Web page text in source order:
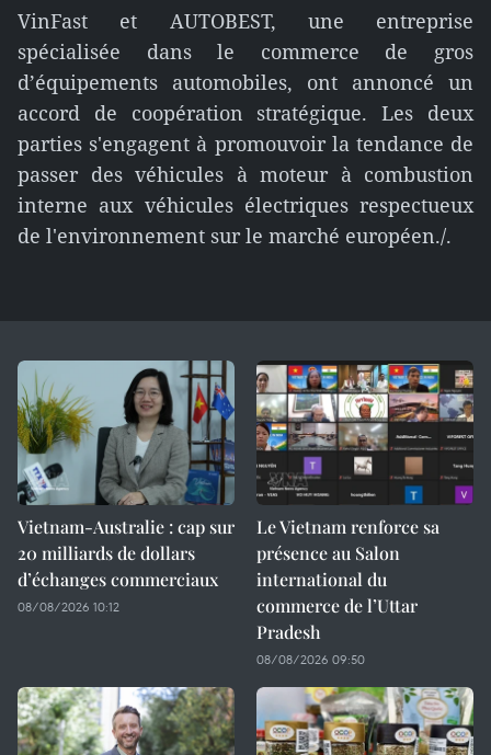
VinFast et AUTOBEST, une entreprise
spécialisée dans le commerce de gros
d’équipements automobiles, ont annoncé un
accord de coopération stratégique. Les deux
parties s'engagent à promouvoir la tendance de
passer des véhicules à moteur à combustion
interne aux véhicules électriques respectueux
de l'environnement sur le marché européen./.
Vietnam-Australie : cap sur
20 milliards de dollars
d’échanges commerciaux
08/08/2026 10:12
Le Vietnam renforce sa
présence au Salon
international du
commerce de l’Uttar
Pradesh
08/08/2026 09:50